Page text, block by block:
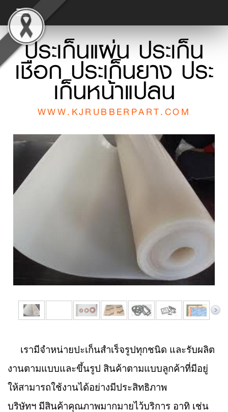
Toggle
navigation
ประเก็นแผ่น ประเก็น
เชือก ประเก็นยาง ประ
เก็นหน้าแปลน
WWW.KJRUBBERPART.COM
เรามีจำหน่ายปะเก็นสำเร็จรูปทุกชนิด และรับผลิต
งานตามแบบและขึ้นรูป สินค้าตามแบบลูกค้าที่มีอยู่
ให้สามารถใช้งานได้อย่างมีประสิทธิภาพ
บริษัทฯ มีสินค้าคุณภาพมากมายไว้บริการ อาทิ เช่น